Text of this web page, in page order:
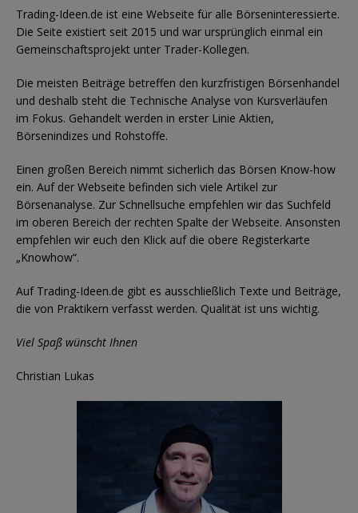
Trading-Ideen.de ist eine Webseite für alle Börseninteressierte.
Die Seite existiert seit 2015 und war ursprünglich einmal ein
Gemeinschaftsprojekt unter Trader-Kollegen.
Die meisten Beiträge betreffen den kurzfristigen Börsenhandel
und deshalb steht die Technische Analyse von Kursverläufen
im Fokus. Gehandelt werden in erster Linie Aktien,
Börsenindizes und Rohstoffe.
Einen großen Bereich nimmt sicherlich das Börsen Know-how
ein. Auf der Webseite befinden sich viele Artikel zur
Börsenanalyse. Zur Schnellsuche empfehlen wir das Suchfeld
im oberen Bereich der rechten Spalte der Webseite. Ansonsten
empfehlen wir euch den Klick auf die obere Registerkarte
„Knowhow“.
Auf Trading-Ideen.de gibt es ausschließlich Texte und Beiträge,
die von Praktikern verfasst werden. Qualität ist uns wichtig.
Viel Spaß wünscht Ihnen
Christian Lukas